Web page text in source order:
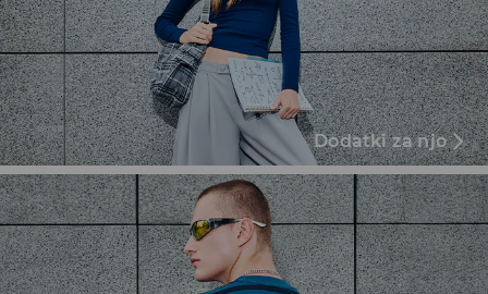
Dodatki za njo